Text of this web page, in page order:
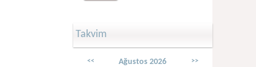
Takvim
<< Ağustos 2026 >>